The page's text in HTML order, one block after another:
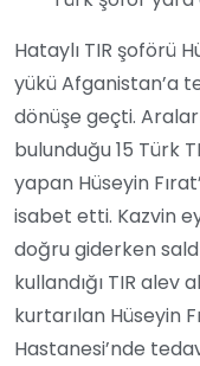
Hataylı TIR şoförü
yükü Afganistan’a
dönüşe geçti.
bulunduğu 15 Türk
yapan Hüseyin
isabet etti. Kazvin
doğru giderken
kullandığı TIR alev
kurtarılan Hüseyin
Hastanesi’nde